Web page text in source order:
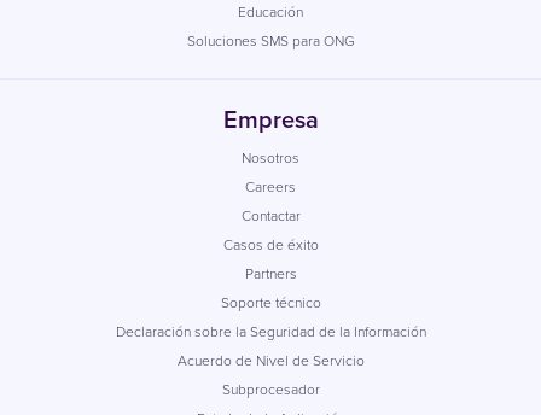
Educación
Soluciones SMS para ONG
Empresa
Nosotros
Careers
Contactar
Casos de éxito
Partners
Soporte técnico
Declaración sobre la Seguridad de la Información
Acuerdo de Nivel de Servicio
Subprocesador